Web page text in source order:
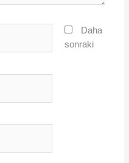
Daha
sonraki